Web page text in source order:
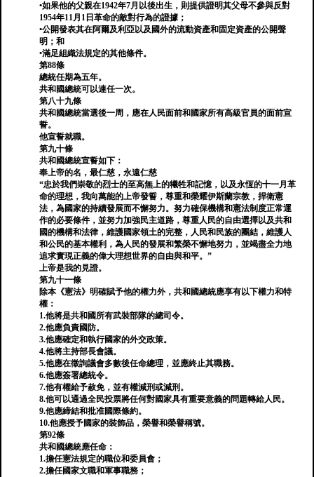
•如果他的父親在1942年7月以後出生，則提供證明其父母不參與反對
1954年11月1日革命的敵對行為的證據；
•公開發表其在阿爾及利亞以及國外的流動資產和固定資產的公開聲
明；和
•滿足組織法規定的其他條件。
第88條
總統任期為五年。
共和國總統可以連任一次。
第八十九條
共和國總統當選後一周，應在人民面前和國家所有高級官員的面前宣
誓。
他宣誓就職。
第九十條
共和國總統宣誓如下：
奉上帝的名，最仁慈，永遠仁慈
“忠於我們崇敬的烈士的至高無上的犧牲和記憶，以及永恆的十一月革
命的理想，我向萬能的上帝發誓，尊重和榮耀伊斯蘭宗教，捍衛憲
法，為國家的持續發展而不懈努力。努力確保機構和憲法制度正常運
作的必要條件，並努力加強民主道路，尊重人民的自由選擇以及共和
國的機構和法律，維護國家領土的完整，人民和民族的團結，維護人
和公民的基本權利，為人民的發展和繁榮不懈地努力，並竭盡全力地
追求實現正義的偉大理想世界的自由與和平。”
上帝是我的見證。
第九十一條
除本《憲法》明確賦予他的權力外，共和國總統應享有以下權力和特
權：
1.他將是共和國所有武裝部隊的總司令。
2.他應負責國防。
3.他應確定和執行國家的外交政策。
4.他將主持部長會議。
5.他應在徵詢議會多數後任命總理，並應終止其職務。
6.他應簽署總統令。
7.他有權給予赦免，並有權減刑或減刑。
8.他可以通過全民投票將任何對國家具有重要意義的問題轉給人民。
9.他應締結和批准國際條約。
10.他應授予國家的裝飾品，榮譽和榮譽稱號。
第92條
共和國總統應任命：
1.擔任憲法規定的職位和委員會；
2.擔任國家文職和軍事職務；